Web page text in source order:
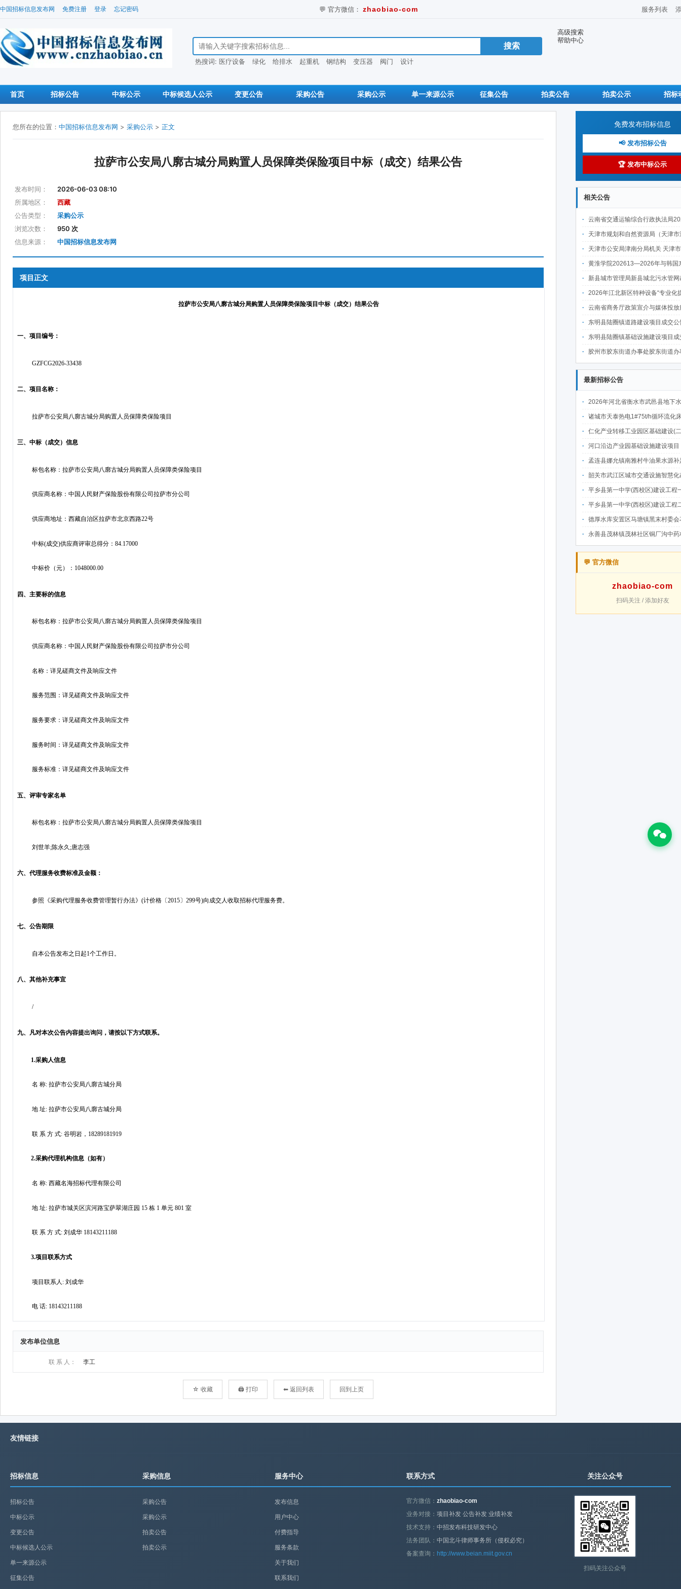
中国招标信息发布网 免费注册 登录 忘记密码 💬 官方微信： zhaobiao-com 服务列表
搜索招标信息
热搜词: 医疗设备 绿化 给排水 起重机 钢结构 变压器 阀门 设计
高级搜索
帮助中心
首页 招标公告 中标公示 中标候选人公示 变更公告 采购公告 采购公示 单一来源公示 征集公告 拍卖公告 拍卖公示 招标
您所在的位置： 中国招标信息发布网 > 采购公示 > 正文
拉萨市公安局八廓古城分局购置人员保障类保险项目中标（成交）结果公告
发布时间：
2026-06-03 08:10
所属地区：
西藏
公告类型：
采购公示
浏览次数：
950 次
信息来源：
中国招标信息发布网
项目正文
发布单位信息
联 系 人： 李工
☆ 收藏 🖨 打印 ⬅ 返回列表 回到上页
免费发布招标信息
📢 发布招标公告
🏆 发布中标公示
相关公告
云南省交通运输综合行政执法局2026年执法人员意外伤害险
天津市规划和自然资源局（天津市海洋局）机关 天津市2026年度野生动物监测与致害补偿项目 (项目编号:TJXZ-CS-
天津市公安局津南分局机关 天津市公安局津南分局2026年案件审计服务项目 (项目编号
黄淮学院202613—2026年与韩国东明大学合作举办动画本科教育
新县城市管理局新县城北污水管网改造勘察设计项目-
2026年江北新区特种设备“专业化提升”诊断评估项目成交
云南省商务厅政策宣介与媒体投放服务项目（二次）
东明县陆圈镇道路建设项目成交公
东明县陆圈镇基础设施建设项目成
胶州市胶东街道办事处胶东街道办事处东外环、204国道等主干道及周边道路保洁及绿化养护
最新招标公告
2026年河北省衡水市武邑县地下水水源置换工程（微咸水改造提升）施工
诸城市天泰热电1#75t/h循环流化床锅炉及配套设施升级改造项目（设计施工一体
仁化产业转移工业园区基础建设(二期)一韶关仁化产业园区工业二路道路及桥梁(西侧扩园段)建设
河口沿边产业园基础设施建设项目（二期）设计施工总承包（EPC）(三次
孟连县娜允镇南雅村牛油果水源补足提质增效建设项目
韶关市武江区城市交通设施智慧化改造提升项目-基础建设工程（一期）A标段施
平乡县第一中学(西校区)建设工程一标段施工
平乡县第一中学(西校区)建设工程二标段施工
德厚水库安置区马塘镇黑末村委会花庄移民安置点美丽家园·移民新村建设项
永善县茂林镇茂林社区铜厂沟中药材产业配套水利设施建设项目
💬 官方微信
zhaobiao-com
扫码关注 / 添加好友
友情链接
招标信息
招标公告
中标公示
变更公告
中标候选人公示
单一来源公示
征集公告
采购信息
采购公告
采购公示
拍卖公告
拍卖公示
服务中心
发布信息
用户中心
付费指导
服务条款
关于我们
联系我们
联系方式
官方微信：zhaobiao-com
业务对接：项目补发 公告补发 业绩补发
技术支持：中招发布科技研发中心
法务团队：中国北斗律师事务所（侵权必究）
备案查询： http://www.beian.miit.gov.cn
关注公众号
扫码关注公众号